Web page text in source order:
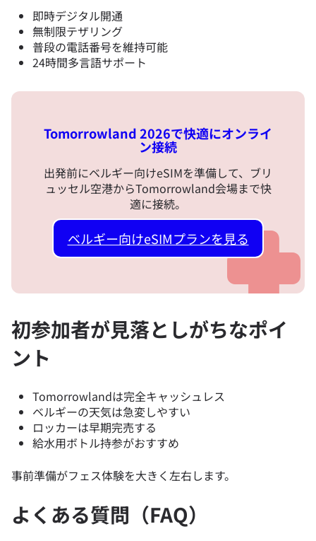
即時デジタル開通
無制限テザリング
普段の電話番号を維持可能
24時間多言語サポート
Tomorrowland 2026で快適にオンライ
ン接続
出発前にベルギー向けeSIMを準備して、ブリ
ュッセル空港からTomorrowland会場まで快
適に接続。
ベルギー向けeSIMプランを見る
初参加者が見落としがちなポイ
ント
Tomorrowlandは完全キャッシュレス
ベルギーの天気は急変しやすい
ロッカーは早期完売する
給水用ボトル持参がおすすめ
事前準備がフェス体験を大きく左右します。
よくある質問（FAQ）